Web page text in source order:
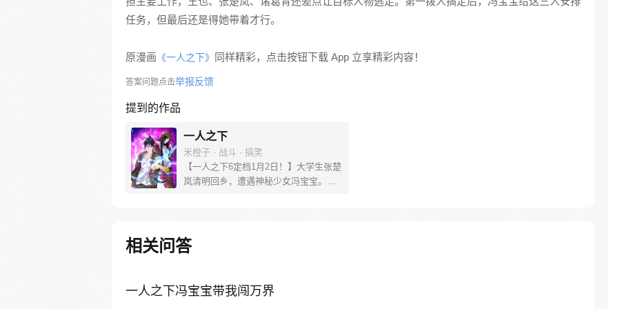
任务，但最后还是得她带着才行。
原漫画 《一人之下》 同样精彩，点击按钮下载 App 立享精彩内容！
答案问题点击举报反馈
提到的作品
一人之下
米橙子 · 战斗 · 搞笑
【一人之下6定档1月2日！】大学生张楚
岚清明回乡，遭遇神秘少女冯宝宝。素
己与爷爷身上的秘密，张楚岚的生活被
彻底颠覆，与冯宝宝一同踏上“异人”之
相关问答
一人之下冯宝宝带我闯万界